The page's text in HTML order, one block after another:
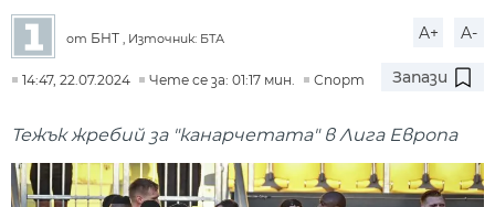
от БНТ , Източник: БТА A+ A-
14:47, 22.07.2024 Чете се за: 01:17 мин. Спорт Запази
Тежък жребий за "канарчетата" в Лига Европа